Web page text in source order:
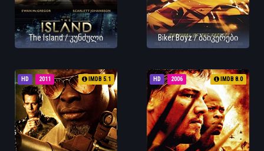
The Island / კუნძული Biker Boyz / ბაიკერები
HD 2011 IMDB 5.1 HD 2006 IMDB 8.0